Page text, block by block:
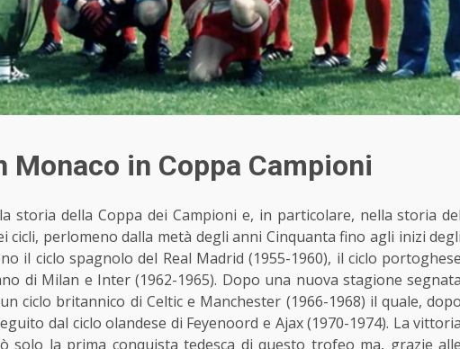
Monaco in Coppa Campioni
storia della Coppa dei Campioni e, in particolare, nella storia del
cicli, perlomeno dalla metà degli anni Cinquanta fino agli inizi degli
il ciclo spagnolo del Real Madrid (1955-1960), il ciclo portoghese
di Milan e Inter (1962-1965). Dopo una nuova stagione segnata
ciclo britannico di Celtic e Manchester (1966-1968) il quale, dopo
dal ciclo olandese di Feyenoord e Ajax (1970-1974). La vittoria
solo la prima conquista tedesca di questo trofeo ma, grazie alle